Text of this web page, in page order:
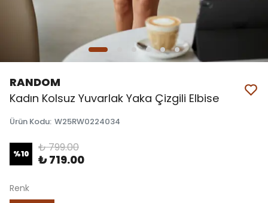
RANDOM
Kadın Kolsuz Yuvarlak Yaka Çizgili Elbise
Ürün Kodu: W25RW0224034
%10 ₺ 799.00
₺ 719.00
Renk